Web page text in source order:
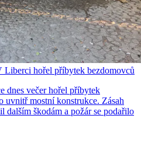
Liberci hořel příbytek bezdomovců
dnes večer hořel příbytek
uvnitř mostní konstrukce. Zásah
dalším škodám a požár se podařilo